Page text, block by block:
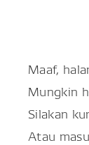
Maaf,
Mungkin
Silakan
Atau